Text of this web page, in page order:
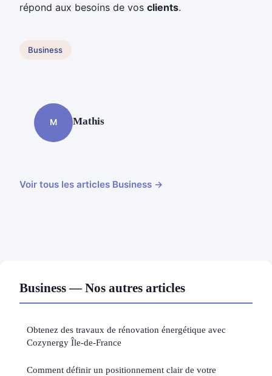
répond aux besoins de vos clients.
Business
M Mathis
Voir tous les articles Business →
Business — Nos autres articles
Obtenez des travaux de rénovation énergétique avec
Cozynergy Île-de-France
Comment définir un positionnement clair de votre